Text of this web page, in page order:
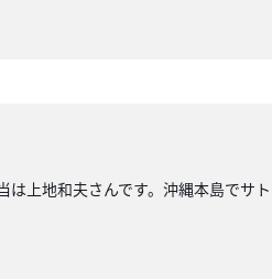
上地和夫さんです。沖縄本島でサ